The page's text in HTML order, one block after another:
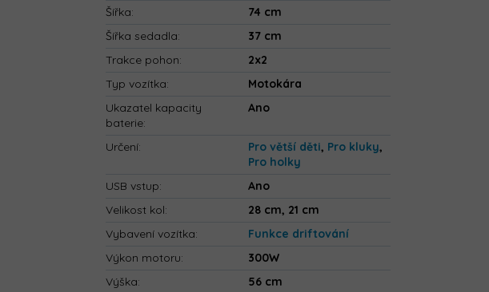
Šířka:
74 cm
Šířka sedadla:
37 cm
Trakce pohon:
2x2
Typ vozítka:
Motokára
Ukazatel kapacity
baterie:
Ano
Určení: Pro větší děti, Pro kluky,
Pro holky
USB vstup:
Ano
Velikost kol:
28 cm, 21 cm
Vybavení vozítka:
Funkce driftování
Výkon motoru:
300W
Výška:
56 cm